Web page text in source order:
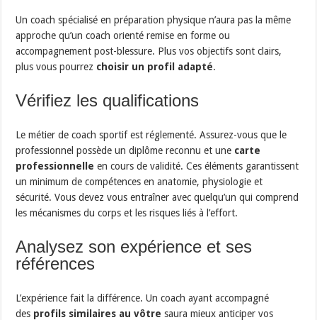
Un coach spécialisé en préparation physique n’aura pas la même
approche qu’un coach orienté remise en forme ou
accompagnement post-blessure. Plus vos objectifs sont clairs,
plus vous pourrez choisir un profil adapté.
Vérifiez les qualifications
Le métier de coach sportif est réglementé. Assurez-vous que le
professionnel possède un diplôme reconnu et une carte
professionnelle en cours de validité. Ces éléments garantissent
un minimum de compétences en anatomie, physiologie et
sécurité. Vous devez vous entraîner avec quelqu’un qui comprend
les mécanismes du corps et les risques liés à l’effort.
Analysez son expérience et ses
références
L’expérience fait la différence. Un coach ayant accompagné
des profils similaires au vôtresaura mieux anticiper vos